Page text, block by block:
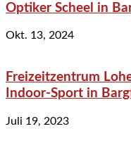
Optiker Scheel in
Okt. 13, 2024
Freizeitzentrum
Indoor-Sport in
Juli 19, 2023